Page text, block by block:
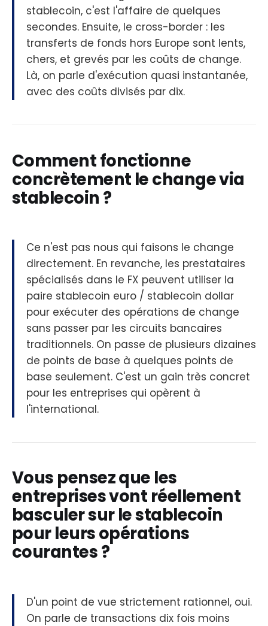
stablecoin, c'est l'affaire de quelques
secondes. Ensuite, le cross-border : les
transferts de fonds hors Europe sont lents,
chers, et grevés par les coûts de change.
Là, on parle d'exécution quasi instantanée,
avec des coûts divisés par dix.
Comment fonctionne
concrètement le change via
stablecoin ?
Ce n'est pas nous qui faisons le change
directement. En revanche, les prestataires
spécialisés dans le FX peuvent utiliser la
paire stablecoin euro / stablecoin dollar
pour exécuter des opérations de change
sans passer par les circuits bancaires
traditionnels. On passe de plusieurs dizaines
de points de base à quelques points de
base seulement. C'est un gain très concret
pour les entreprises qui opèrent à
l'international.
Vous pensez que les
entreprises vont réellement
basculer sur le stablecoin
pour leurs opérations
courantes ?
D'un point de vue strictement rationnel, oui.
On parle de transactions dix fois moins